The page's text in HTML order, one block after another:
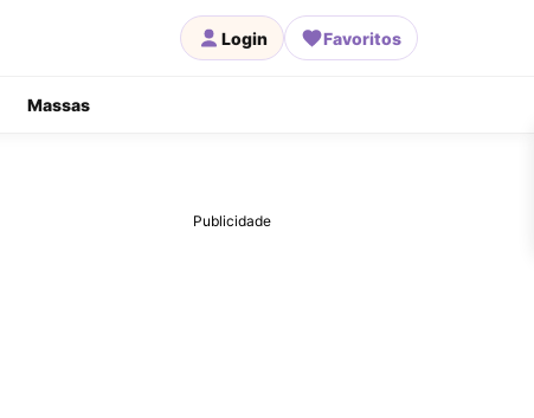
Login Favoritos
Massas
Publicidade